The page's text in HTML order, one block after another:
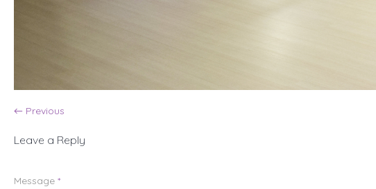
← Previous
Leave a Reply
Message *